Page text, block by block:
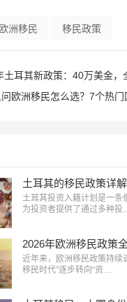
欧洲移民 移民政策
耳其新政策：40万美金，全家直
欧洲移民怎么选？7个热门国家
土耳其投资入籍计划是一条
为投资者提供了通过多种
近年来，欧洲移民政策持续
移民时代”逐步转向“资…